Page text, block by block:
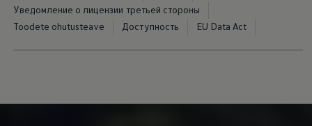
Уведомление о лицензии третьей стороны
Toodete ohutusteave
Доступность EU Data Act